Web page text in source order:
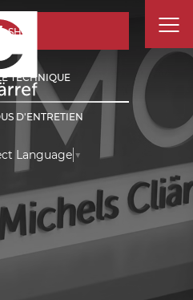
SHOP
TECHNIQUE
D'ENTRETIEN
Language ▼